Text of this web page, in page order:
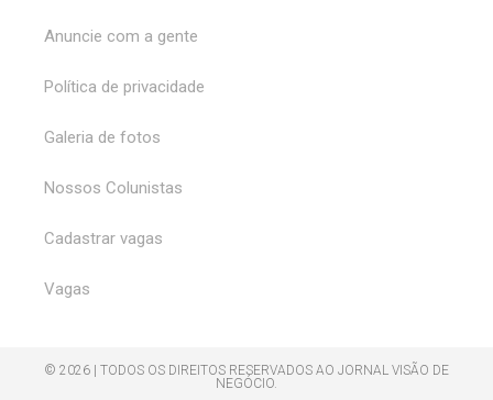
Anuncie com a gente
Política de privacidade
Galeria de fotos
Nossos Colunistas
Cadastrar vagas
Vagas
© 2026 | TODOS OS DIREITOS RESERVADOS AO JORNAL VISÃO DE
NEGÓCIO.